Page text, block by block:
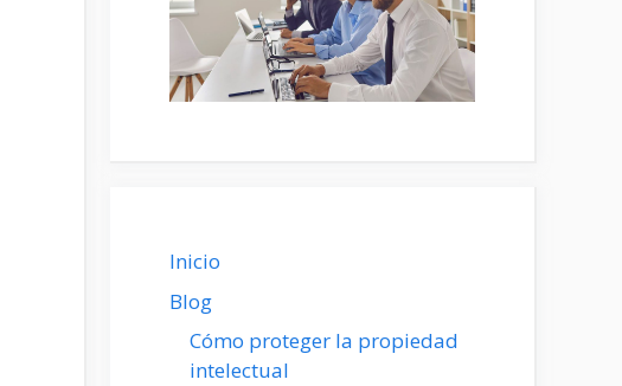
Inicio
Blog
Cómo proteger la propiedad
intelectual